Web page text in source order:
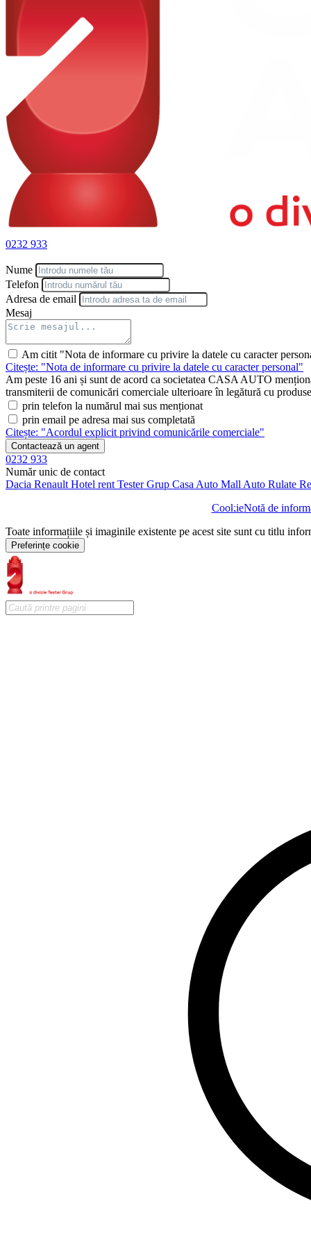
✔️ Dealer autorizat Hyundai
✔️ Posibilitate test drive
✔️ Finanțare leasing / credit
✔️ Service autorizat & suport complet
📍 Te așteptăm la Casa Auto Iași pentru ofertă personalizată.
📞 Contactează-ne pentru disponibilitate și livrare rapidă.
0232 933
Nume
Telefon
Adresa de email
Mesaj
Am citit "Nota de informare cu privire la datele cu caracter
Citește: "Nota de informare cu privire la datele cu caracter personal"
Am peste 16 ani și sunt de acord ca societatea CASA AUTO
transmiterii de comunicări comerciale ulterioare în legătură cu
prin telefon la numărul mai sus menționat
prin email pe adresa mai sus completată
Citește: "Acordul explicit privind comunicările comerciale"
Contactează un agent
0232 933
Număr unic de contact
Dacia Renault Hotel rent Tester Grup Casa Auto Mall Auto Rulate
CookieNotă de
Toate informațiile și imaginile existente pe acest site sunt cu titlu
Preferințe cookie